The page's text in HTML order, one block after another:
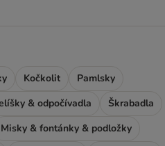
Kočkolit
Pamlsky
& odpočívadla
Škrabadla
Misky & fontánky & podložky